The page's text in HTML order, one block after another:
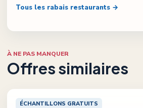
Tous les rabais restaurants →
À NE PAS MANQUER
Offres similaires
ÉCHANTILLONS GRATUITS